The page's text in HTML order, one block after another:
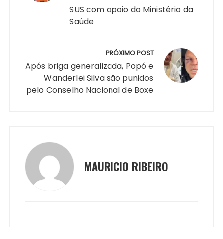
g k m
SUS com apoio do Ministério da
Saúde
PRÓXIMO POST
Após briga generalizada, Popó e
Wanderlei Silva são punidos
pelo Conselho Nacional de Boxe
MAURICIO RIBEIRO